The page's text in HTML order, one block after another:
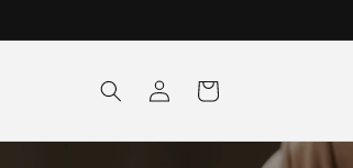
Connexion Panier